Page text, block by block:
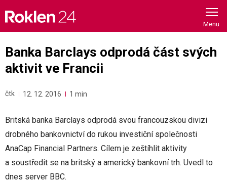
content
Banka Barclays odprodá část svých
aktivit ve Francii
čtk 12. 12. 2016 1 min
Britská banka Barclays odprodá svou francouzskou divizi
drobného bankovnictví do rukou investiční společnosti
AnaCap Financial Partners. Cílem je zeštíhlit aktivity
a soustředit se na britský a americký bankovní trh. Uvedl to
dnes server BBC.